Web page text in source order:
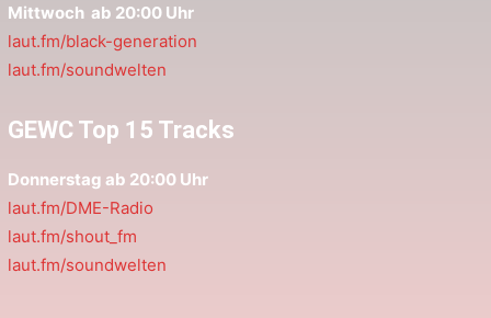
Mittwoch ab 20:00 Uhr
laut.fm/black-generation
laut.fm/soundwelten
GEWC Top 15 Tracks
Donnerstag ab 20:00 Uhr
laut.fm/DME-Radio
laut.fm/shout_fm
laut.fm/soundwelten